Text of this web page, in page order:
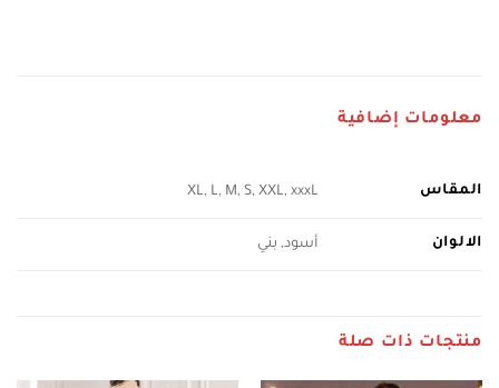
معلومات إضافية
المقاس XL, L, M, S, XXL, xxxL
الالوان أسود, بني
منتجات ذات صلة